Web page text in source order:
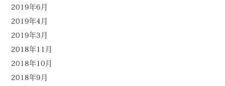
2019年6月
2019年4月
2019年3月
2018年11月
2018年10月
2018年9月